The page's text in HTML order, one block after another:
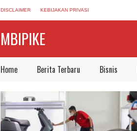
DISCLAIMER KEBIJAKAN PRIVASI
MBIPIKE
Home Berita Terbaru Bisnis